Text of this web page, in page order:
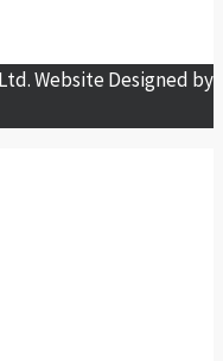
Website Designed by